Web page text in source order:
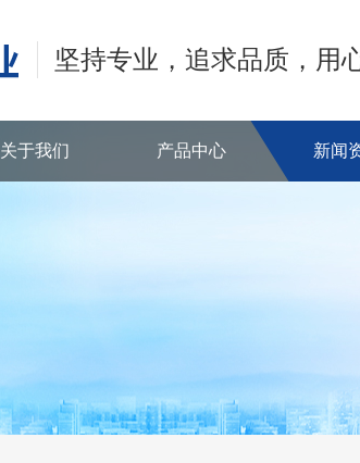
坚持专业，追求品质，用
关于我们 产品中心 新闻